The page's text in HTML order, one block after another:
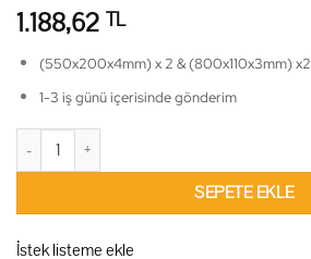
1.188,62 TL
(550x200x4mm) x 2 & (800x110x3mm) x2
1-3 iş günü içerisinde gönderim
Servi Gitar Seti - B Kalite adet
SEPETE EKLE
İstek listeme ekle